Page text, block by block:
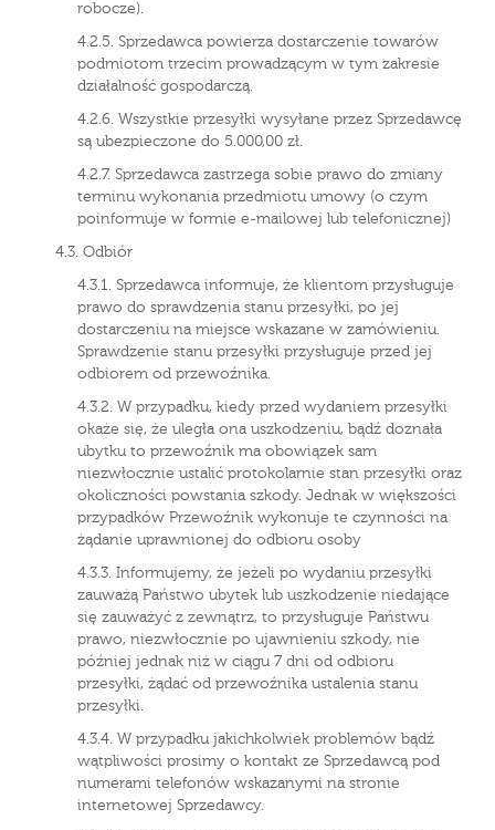
robocze).
4.2.5. Sprzedawca powierza dostarczenie towarów
podmiotom trzecim prowadzącym w tym zakresie
działalność gospodarczą.
4.2.6. Wszystkie przesyłki wysyłane przez Sprzedawcę
są ubezpieczone do 5.000,00 zł.
4.2.7. Sprzedawca zastrzega sobie prawo do zmiany
terminu wykonania przedmiotu umowy (o czym
poinformuje w formie e-mailowej lub telefonicznej)
4.3. Odbiór
4.3.1. Sprzedawca informuje, że klientom przysługuje
prawo do sprawdzenia stanu przesyłki, po jej
dostarczeniu na miejsce wskazane w zamówieniu.
Sprawdzenie stanu przesyłki przysługuje przed jej
odbiorem od przewoźnika.
4.3.2. W przypadku, kiedy przed wydaniem przesyłki
okaże się, że uległa ona uszkodzeniu, bądź doznała
ubytku to przewoźnik ma obowiązek sam
niezwłocznie ustalić protokolarnie stan przesyłki oraz
okoliczności powstania szkody. Jednak w większości
przypadków Przewoźnik wykonuje te czynności na
żądanie uprawnionej do odbioru osoby
4.3.3. Informujemy, że jeżeli po wydaniu przesyłki
zauważą Państwo ubytek lub uszkodzenie niedające
się zauważyć z zewnątrz, to przysługuje Państwu
prawo, niezwłocznie po ujawnieniu szkody, nie
później jednak niż w ciągu 7 dni od odbioru
przesyłki, żądać od przewoźnika ustalenia stanu
przesyłki.
4.3.4. W przypadku jakichkolwiek problemów bądź
wątpliwości prosimy o kontakt ze Sprzedawcą pod
numerami telefonów wskazanymi na stronie
internetowej Sprzedawcy.